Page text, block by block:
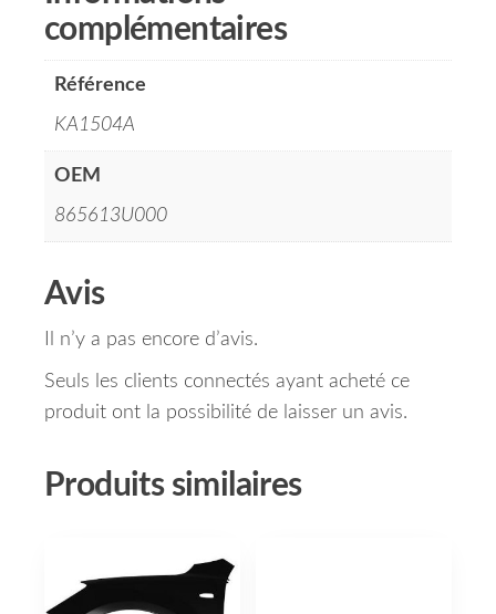
complémentaires
Référence
KA1504A
OEM
865613U000
Avis
Il n’y a pas encore d’avis.
Seuls les clients connectés ayant acheté ce
produit ont la possibilité de laisser un avis.
Produits similaires